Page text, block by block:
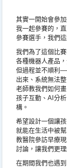
其實一開始會參加
我一起參賽的，
參賽選手， 我們
我們為了這個比
各種機器人產品
但過程並不順利
出來、系統無法
老師教我們如何
孩子互動、AI分析
構。
希望設計一個讓
就能在生活中被
教醫院參訪早療
討論，讓我們更
在期間我們也遇